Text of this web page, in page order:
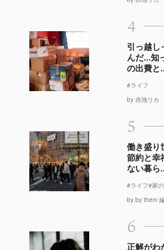
4
引っ越し
んだ…知
の出費と
#ライフ
by 赤池リカ
5
働き盛り
節約と幸
ない暮ら
#ライフ#家
by by them
6
正解がわ